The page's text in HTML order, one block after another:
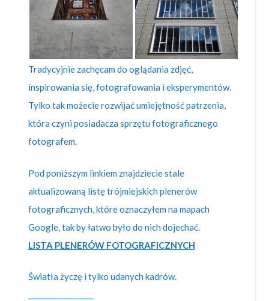
Tradycyjnie zachęcam do oglądania zdjęć,
inspirowania się, fotografowania i eksperymentów.
Tylko tak możecie rozwijać umiejętność patrzenia,
która czyni posiadacza sprzętu fotograficznego
fotografem.
Pod poniższym linkiem znajdziecie stale
aktualizowaną listę trójmiejskich plenerów
fotograficznych, które oznaczyłem na mapach
Google, tak by łatwo było do nich dojechać.
LISTA PLENERÓW FOTOGRAFICZNYCH
Światła życzę i tylko udanych kadrów.